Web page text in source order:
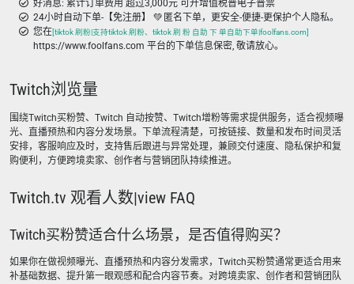
好消息: 累计订单费用 超过3,000元 可开增值税普电子普票
24小时自动下单-【免注册】 💚 匿名下单，更安全-便捷-更保护个人隐私。
您在[tiktok 刷粉|支持tiktok 刷粉、tiktok 刷 粉 自助 下 单自助下单|foolfans.com]
https://www.foolfans.com 平台的下单信息保密, 敬请放心。
Twitch浏览量
围绕Twitch买粉赞、Twitch 自动按赞、Twitch增粉等需求提供服务，适合视频曝
光、直播预热和内容分发场景。下单流程清楚，可按链接、数量和发布时间灵活
安排，客服响应及时，支持售后跟进与异常处理，兼顾交付速度、隐私保护和复
购便利，方便跨境卖家、创作者与营销团队持续推进。
Twitch.tv 观看人数|view FAQ
Twitch买粉赞适合什么场景，是否值得购买？
如果你在做视频曝光、直播预热和内容分发需求，Twitch买粉赞通常更适合用来
补基础数据、提升第一眼观感和配合内容节奏。对跨境卖家、创作者和营销团队